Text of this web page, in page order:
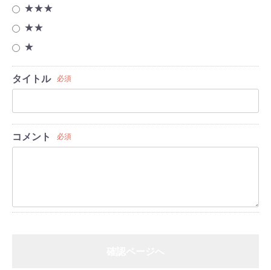
★★★
★★
★
タイトル 必須
コメント 必須